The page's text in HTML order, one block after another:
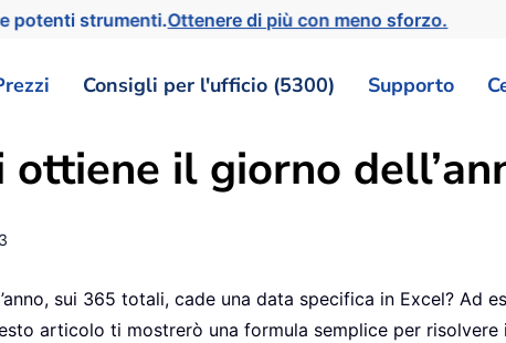
potenti strumenti.Ottenere di più con meno sforzo.
Consigli per l'ufficio (5300) Supporto
il giorno
sui 365 totali, cade una data specifica in Excel? Ad
articolo ti mostrerò una formula semplice per risolvere